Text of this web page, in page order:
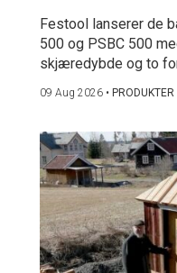
Festool lanserer de
500 og PSBC 500
skjæredybde og to
09 Aug 2026 • PRODUKTER